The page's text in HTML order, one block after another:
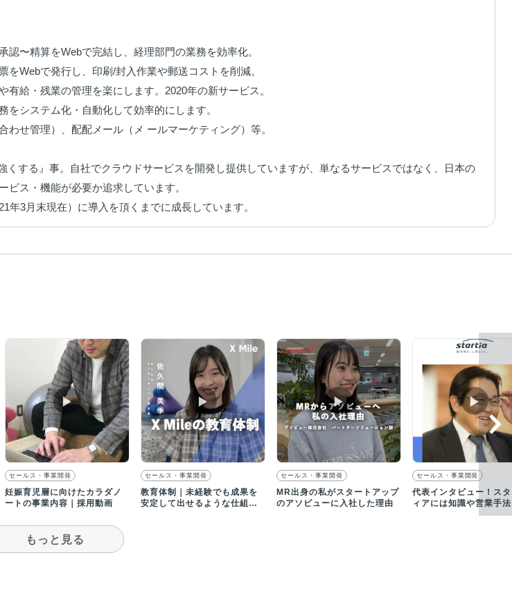
認〜精算をWebで完結し、経理部門の業務を効率化。
をWebで発行し、印刷/封入作業や郵送コストを削減。
有給・残業の管理を楽にします。2020年の新サービス。
をシステム化・自動化して効率的にします。
わせ管理）、配配メール（メ ールマーケティング）等。
くする』事。自社でクラウドサービスを開発し提供していますが、単なるサービスではなく、日本の
ビス・機能が必要か追求しています。
年3月末現在）に導入を頂くまでに成長しています。
▶︎
セールス・事業開発
妊娠育児層に向けたカラダノ
ートの事業内容｜採用動画
▶︎
セールス・事業開発
教育体制｜未経験でも成果を
安定して出せるような仕組み
▶︎
セールス・事業開発
MR出身の私がスタートアップ
のアソビューに入社した理由
▶︎
セールス・事業開発
代表インタビュー！ス
ィアには知識や営業手
有する文化が根付いて
もっと見る